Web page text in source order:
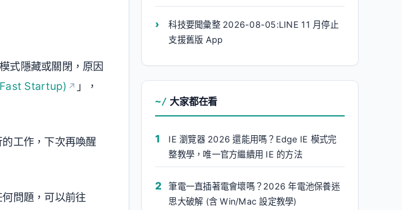
式隱藏或關閉，原因
Startup)
」，
工作，下次再喚醒
問題，可以前往
科技要聞彙整 2026-08-05:LINE 11 月停止
支援舊版 App
大家都在看
IE 瀏覽器 2026 還能用嗎？Edge IE 模式完
整教學，唯一官方繼續用 IE 的方法
筆電一直插著電會壞嗎？2026 年電池保養迷
思大破解 (含 Win/Mac 設定教學)